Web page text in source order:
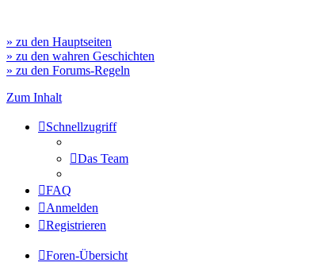
» zu den Hauptseiten
» zu den wahren Geschichten
» zu den Forums-Regeln
Zum Inhalt
Schnellzugriff
Das Team
FAQ
Anmelden
Registrieren
Foren-Übersicht